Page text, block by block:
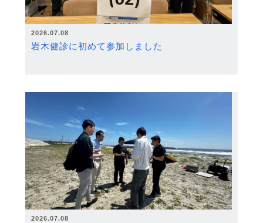
2026.07.08
岩木健診に初めて参加しました
2026.07.08